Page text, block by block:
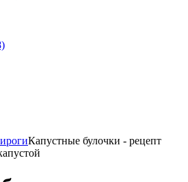
Капустные булочки - рецепт